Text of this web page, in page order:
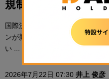
規制を回避できる可
国際決済銀行（BIS）はドルペッ
ンが新興国市場で資本規制の影
い ...
2026年7月22日 07:30 井上 俊彦